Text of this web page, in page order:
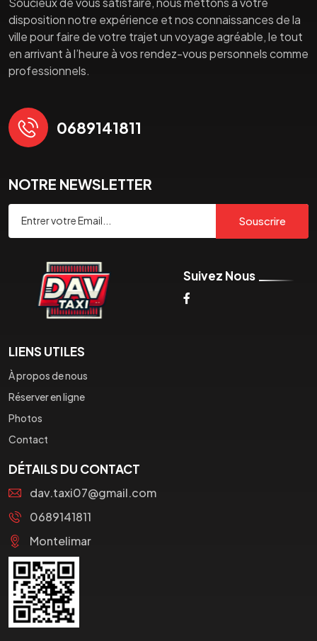
disposition notre expérience et nos connaissances de la
ville pour faire de votre trajet un voyage agréable, le tout
en arrivant à l’heure à vos rendez-vous personnels comme
professionnels.
0689141811
NOTRE NEWSLETTER
Souscrire
Suivez Nous
LIENS UTILES
À propos de nous
Réserver en ligne
Photos
Contact
DÉTAILS DU CONTACT
dav.taxi07@gmail.com
0689141811
Montelimar